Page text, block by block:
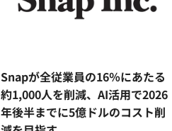
Snapが全従業員の16％にあたる
約1,000人を削減、AI活用で2026
年後半までに5億ドルのコスト削